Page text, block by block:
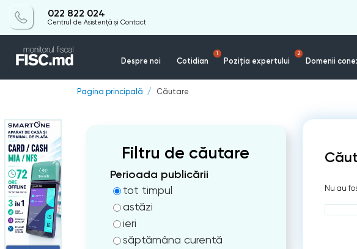
022 822 024
Centrul de Asistență și Contact
Despre noi Cotidian
1
Poziția expertului
2
Domenii
Pagina principală Căutare
Filtru de căutare
Perioada publicării
tot timpul
astăzi
ieri
săptămâna curentă
Nu au